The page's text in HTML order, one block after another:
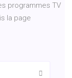
programmes TV
la page